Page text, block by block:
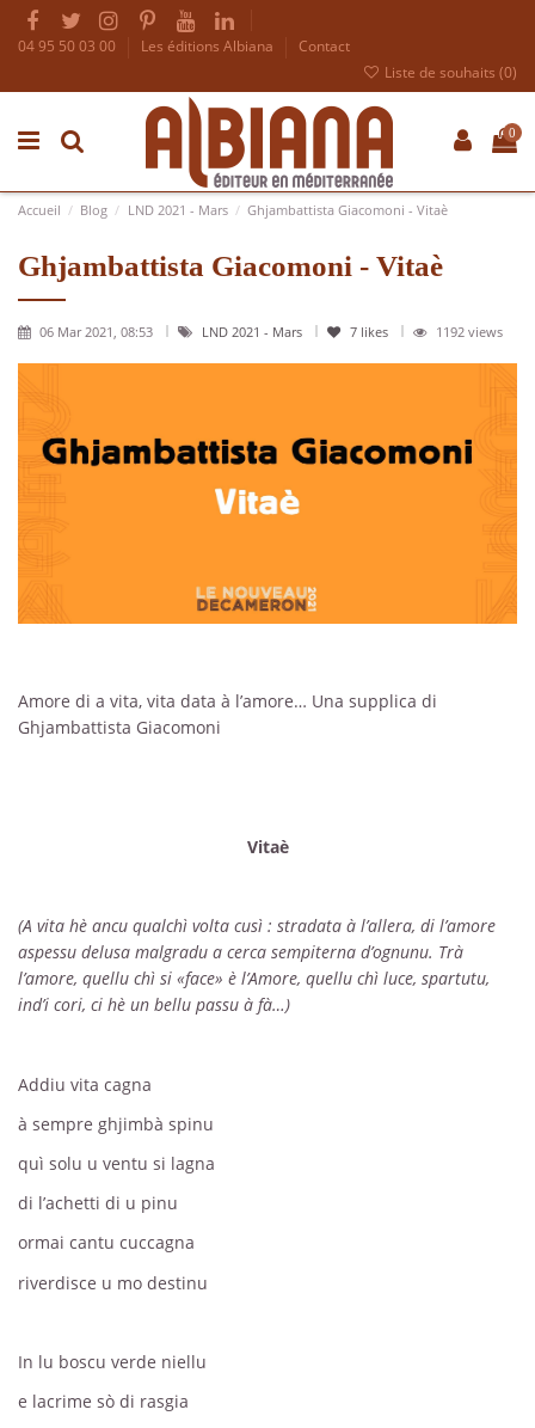
04 95 50 03 00 Les éditions Albiana
Contact
Liste de souhaits (0)
0
Accueil Blog LND 2021 - Mars Ghjambattista Giacomoni - Vitaè
Ghjambattista Giacomoni - Vitaè
06 Mar 2021, 08:53 LND 2021 - Mars 7 likes 1192 views
Amore di a vita, vita data à l’amore… Una supplica di
Ghjambattista Giacomoni
Vitaè
(A vita hè ancu qualchì volta cusì : stradata à l’allera, di l’amore
aspessu delusa malgradu a cerca sempiterna d’ognunu. Trà
l’amore, quellu chì si «face» è l’Amore, quellu chì luce, spartutu,
ind’i cori, ci hè un bellu passu à fà…)
Addiu vita cagna
à sempre ghjimbà spinu
quì solu u ventu si lagna
di l’achetti di u pinu
ormai cantu cuccagna
riverdisce u mo destinu
In lu boscu verde niellu
e lacrime sò di rasgia